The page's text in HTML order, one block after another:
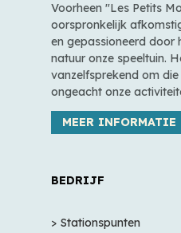
Voorheen "Les Petits
oorspronkelijk
en gepassioneerd door
natuur onze speeltuin.
vanzelfsprekend om
ongeacht onze
MEER INFORMATIE
BEDRIJF
> Stationspunten